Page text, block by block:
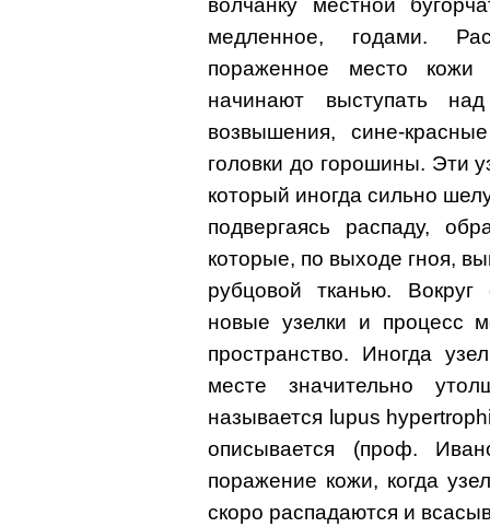
медленное, годами.
пораженное место кожи
начинают выступать
возвышения, сине-
головки до горошины. Эти
который иногда сильно
подвергаясь распаду,
которые, по выходе гноя,
рубцовой тканью.
новые узелки и процесс
пространство. Иногда
месте значительно
называется lupus
описывается (проф.
поражение кожи, когда
скоро распадаются и